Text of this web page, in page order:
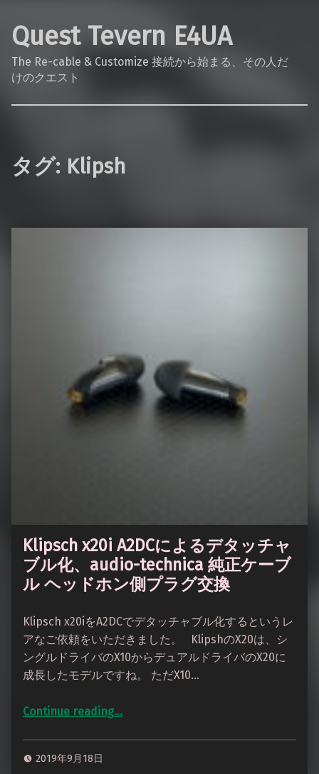
Quest Tevern E4UA
The Re-cable & Customize 接続から始まる、その人だ
けのクエスト
タグ: Klipsh
Klipsch x20i A2DCによるデタッチャ
ブル化、audio-technica 純正ケーブ
ル ヘッドホン側プラグ交換
Klipsch x20iをA2DCでデタッチャブル化するというレ
アなご依頼をいただきました。 KlipshのX20は、シ
ングルドライバのX10からデュアルドライバのX20に
成長したモデルですね。 ただX10…
Continue reading…
2019年9月18日